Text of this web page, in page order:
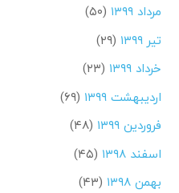
مرداد ۱۳۹۹
(۵۰)
تیر ۱۳۹۹
(۲۹)
خرداد ۱۳۹۹
(۲۳)
اردیبهشت ۱۳۹۹
(۶۹)
فروردین ۱۳۹۹
(۴۸)
اسفند ۱۳۹۸
(۴۵)
بهمن ۱۳۹۸
(۴۳)